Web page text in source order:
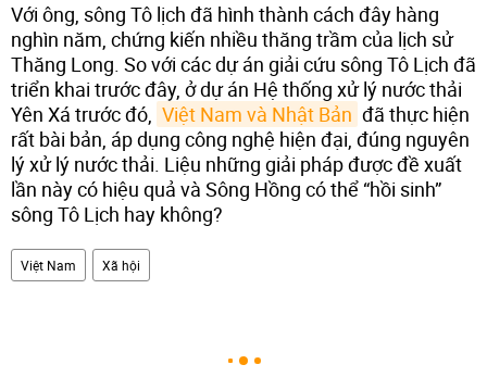
Với ông, sông Tô lịch đã hình thành cách đây hàng
nghìn năm, chứng kiến nhiều thăng trầm của lịch sử
Thăng Long. So với các dự án giải cứu sông Tô Lịch đã
triển khai trước đây, ở dự án Hệ thống xử lý nước thải
Yên Xá trước đó, Việt Nam và Nhật Bản đã thực hiện
rất bài bản, áp dụng công nghệ hiện đại, đúng nguyên
lý xử lý nước thải. Liệu những giải pháp được đề xuất
lần này có hiệu quả và Sông Hồng có thể “hồi sinh”
sông Tô Lịch hay không?
Việt Nam Xã hội